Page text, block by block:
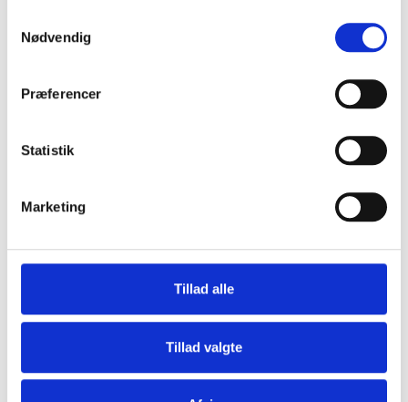
Nødvendig
Præferencer
Statistik
Marketing
Tillad alle
Tillad valgte
Skadedyr
Corona/Covid-19→